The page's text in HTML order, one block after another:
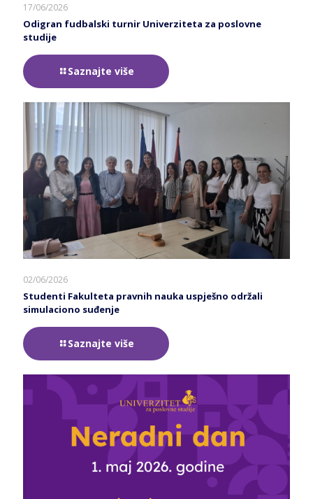
17/06/2026
Odigran fudbalski turnir Univerziteta za poslovne
studije
Saznajte više
02/06/2026
Studenti Fakulteta pravnih nauka uspješno održali
simulaciono suđenje
Saznajte više